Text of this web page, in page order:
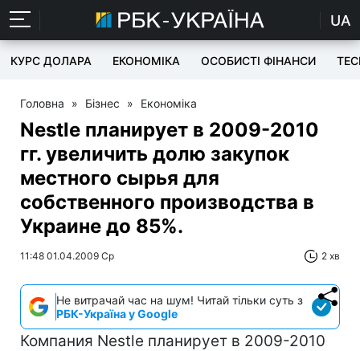
UA
КУРС ДОЛАРА ЕКОНОМІКА ОСОБИСТІ ФІНАНСИ
Головна » Бізнес » Економіка
Nestle планирует в 2009-2010
гг. увеличить долю закупок
местного сырья для
собственного производства в
Украине до 85%.
11:48 01.04.2009 Ср 2 хв
Не витрачай час на шум! Читай тільки суть з
РБК-Україна у Google
Компания Nestle планирует в 2009-2010